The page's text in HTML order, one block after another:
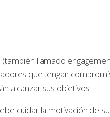
llamado
que tengan
alcanzar sus objetivos.
cuidar la motivación de